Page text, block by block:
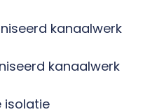
kanaalwerk
kanaalwerk
isolatie